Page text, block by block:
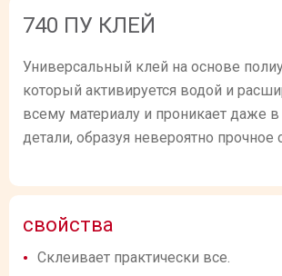
740 ПУ КЛЕЙ
Универсальный клей на основе
который активируется водой и
всему материалу и проникает даже
детали, образуя невероятно прочное
свойства
Склеивает практически все.